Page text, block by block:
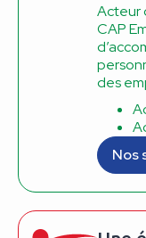
Acteur
CAP
des
Nos